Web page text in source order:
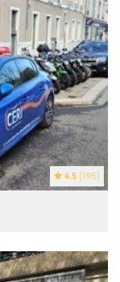
4.5 (195)